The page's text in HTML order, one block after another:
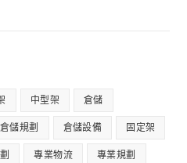
中型架 倉儲
倉儲規劃 倉儲設備 固定架
專業物流 專業規劃